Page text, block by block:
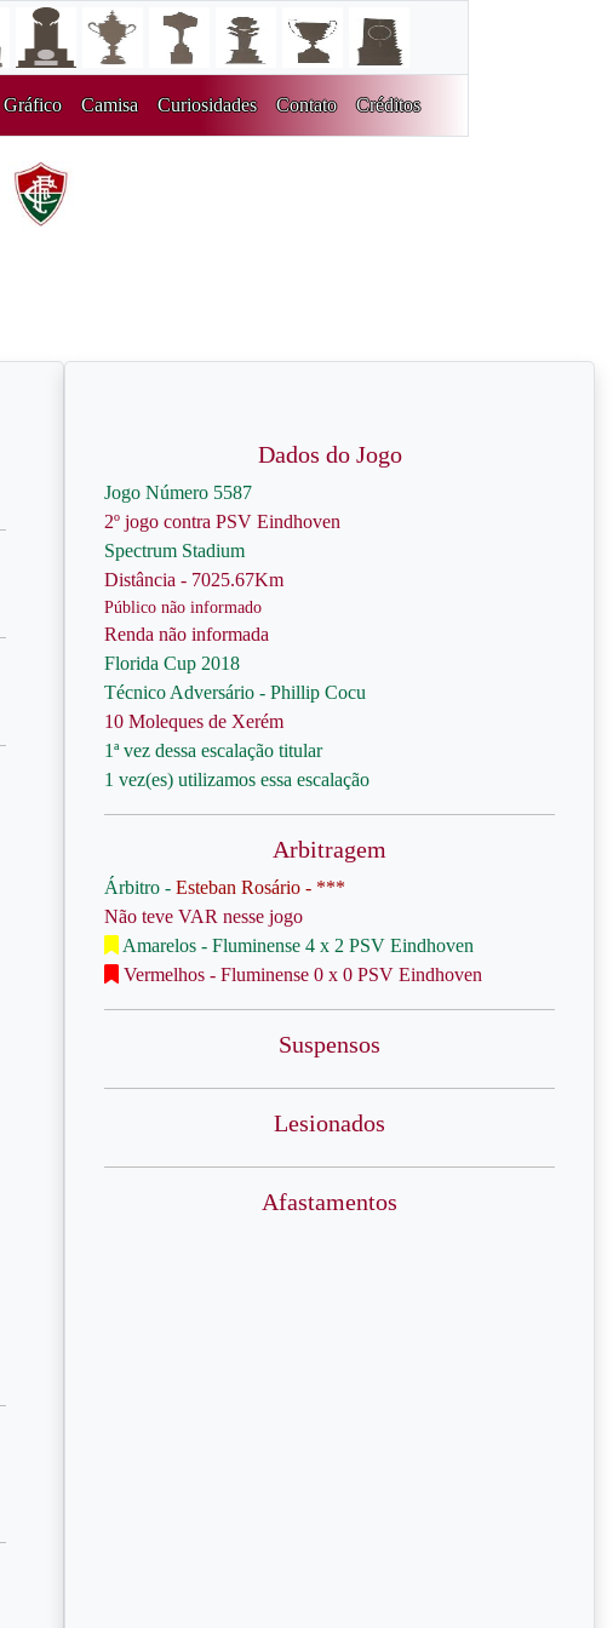
Gráfico Camisa Curiosidades Contato Créditos
Dados do Jogo
Jogo Número 5587
2º jogo contra PSV Eindhoven
Spectrum Stadium
Distância - 7025.67Km
Público não informado
Renda não informada
Florida Cup 2018
Técnico Adversário - Phillip Cocu
10 Moleques de Xerém
1ª vez dessa escalação titular
1 vez(es) utilizamos essa escalação
Arbitragem
Árbitro - Esteban Rosário - ***
Não teve VAR nesse jogo
Amarelos - Fluminense 4 x 2 PSV Eindhoven
Vermelhos - Fluminense 0 x 0 PSV Eindhoven
Suspensos
Lesionados
Afastamentos